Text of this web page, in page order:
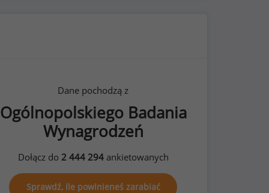
Dane pochodzą z
Ogólnopolskiego Badania
Wynagrodzeń
Dołącz do 2 444 294ankietowanych
Sprawdź, ile powinieneś zarabiać